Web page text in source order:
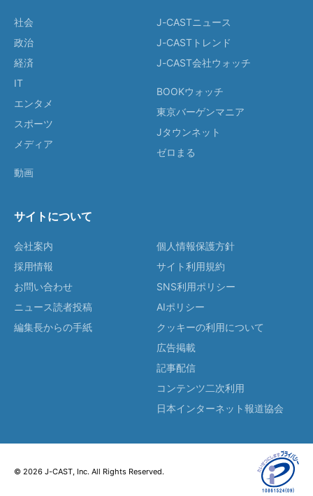
社会
政治
経済
IT
エンタメ
スポーツ
メディア
動画
J-CASTニュース
J-CASTトレンド
J-CAST会社ウォッチ
BOOKウォッチ
東京バーゲンマニア
Jタウンネット
ゼロまる
サイトについて
会社案内
採用情報
お問い合わせ
ニュース読者投稿
編集長からの手紙
個人情報保護方針
サイト利用規約
SNS利用ポリシー
AIポリシー
クッキーの利用について
広告掲載
記事配信
コンテンツ二次利用
日本インターネット報道協会
© 2026 J-CAST, Inc. All Rights Reserved.